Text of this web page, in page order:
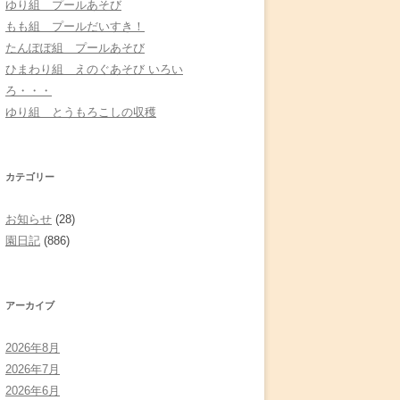
ゆり組 プールあそび
もも組 プールだいすき！
たんぽぽ組 プールあそび
ひまわり組 えのぐあそび いろい
ろ・・・
ゆり組 とうもろこしの収穫
カテゴリー
お知らせ (28)
園日記 (886)
アーカイブ
2026年8月
2026年7月
2026年6月